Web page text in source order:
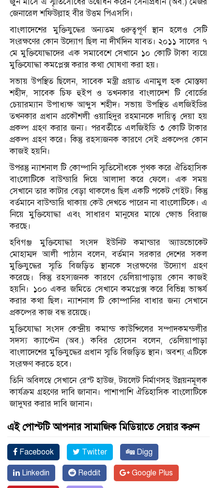
জেনারেল শফিউল্লাহ বীর উত্তম পিএসসি।
বাংলাদেশের মুক্তিযুদ্ধের অন্যতম গুরুত্বপূর্ণ স্থান হলেও সেটি
সংরক্ষণের কোন উদ্যোগ ছিল না দীর্ঘদিন যাবত। ২০১১ সালের ৭
মে মুক্তিযোদ্ধাদের এক সমাবেশে সেখানে ১০ কোটি টাকা ব্যয়ে
মুক্তিযোদ্ধা কমপ্লেক্স করার কথা ঘোষণা করা হয়।
সভায় উপস্থিত ছিলেন, সাবেক মন্ত্রী প্রয়াত এনামুল হক মোস্তফা
শহীদ, সাবেক চিফ হুইপ ও তখনকার বাংলাদেশ টি বোর্ডের
চেয়ারম্যান উপাধ্যক্ষ আব্দুস শহীদ। সভায় উপস্থিত এলজিইডির
তখনকার প্রধান প্রকৌশলী ওয়াহিদুর রহমানকে দায়িত্ব দেয়া হয়
প্রকল্প গ্রহণ করার জন্য। পরবর্তীতে এলজিইডি ৩ কোটি টাকার
প্রকল্প গ্রহণ করে। কিন্তু রহস্যজনক কারণে সেই প্রকল্পের কোন
কাজই হয়নি।
উপরন্তু ন্যাশনাল টি কোম্পানি স্মৃতিসৌধকে পৃথক করে ঐতিহাসিক
বাংলোটিকে বাউন্ডারি দিয়ে আলাদা করে ফেলে। এক সময়
সেখানে তার কাটার বেড়া থাকলেও ছিল একটি পকেট গেইট। কিন্তু
বর্তমানে বাউন্ডারি থাকায় কেউ দেখতে পারেন না বাংলোটিকে। এ
নিয়ে মুক্তিযোদ্ধা এবং সাধারণ মানুষের মাঝে ক্ষোভ বিরাজ
করছে।
হবিগঞ্জ মুক্তিযোদ্ধা সংসদ ইউনিট কমান্ডার অ্যাডভোকেট
মোহাম্মদ আলী পাঠান বলেন, বর্তমান সরকার দেশের সকল
মুক্তিযুদ্ধের স্মৃতি বিজড়িত স্থানকে সংরক্ষণের উদ্যোগ গ্রহণ
করেছে। কিন্তু রহস্যজনক কারণে তেলিয়াপাড়ায় কোন কাজই
হয়নি। ১০০ একর জমিতে সেখানে কমপ্লেক্স করে বিভিন্ন ভাস্কর্য
করার কথা ছিল। ন্যাশনাল টি কোম্পানির বাধার জন্য সেখানে
প্রকল্পের কাজ বন্ধ রয়েছে।
মুক্তিযোদ্ধা সংসদ কেন্দ্রীয় কমান্ড কাউন্সিলের সম্পাদকমন্ডলীর
সদস্য ক্যাপ্টেন (অব.) কবির হোসেন বলেন, তেলিয়াপাড়া
বাংলাদেশের মুক্তিযুদ্ধের প্রধান স্মৃতি বিজড়িত স্থান। অবশ্য্ এটিকে
সংরক্ষণ করতে হবে।
তিনি অবিলম্বে সেখানে রেস্ট হাউজ, টয়লেট নির্মাণসহ উন্নয়নমূলক
কার্যক্রম গ্রহণের দাবি জানান। পাশাপাশি ঐতিহাসিক বাংলোটিকে
জাদুঘর করার দাবি জানান।
এই পোস্টটি আপনার সামাজিক মিডিয়াতে সেয়ার করুন
Facebook Twitter Digg
Linkedin Reddit Google Plus